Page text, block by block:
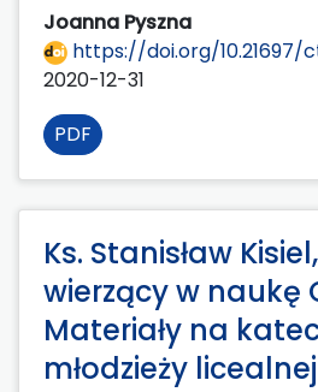
Joanna Pyszna
https://doi.org/10.21697/
2020-12-31
PDF
Ks. Stanisław
wierzący w naukę
Materiały na
młodzieży